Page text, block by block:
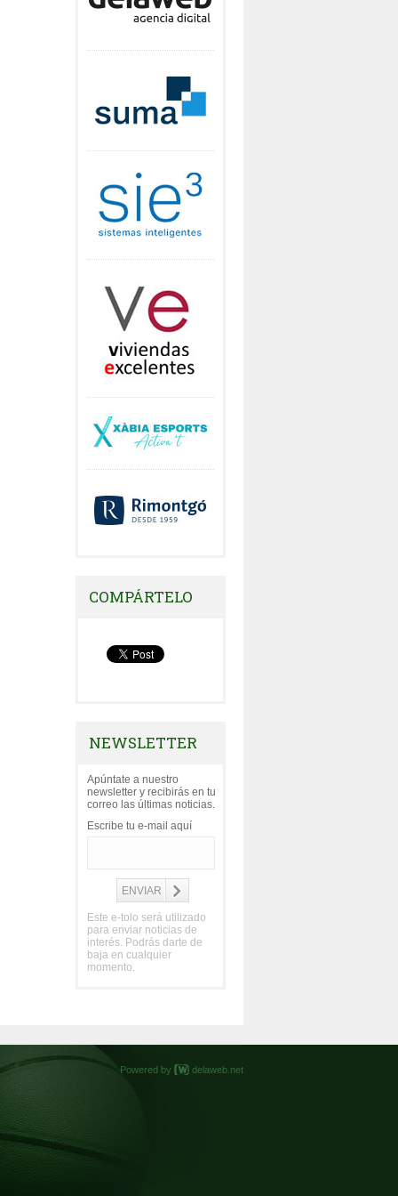
COMPÁRTELO
NEWSLETTER
Apúntate a nuestro
newsletter y recibirás en tu
correo las últimas noticias.
Escribe tu e-mail aquí
Este e-tolo será utilizado
para enviar noticias de
interés. Podrás darte de
baja en cualquier
momento.
Powered by delaweb.net